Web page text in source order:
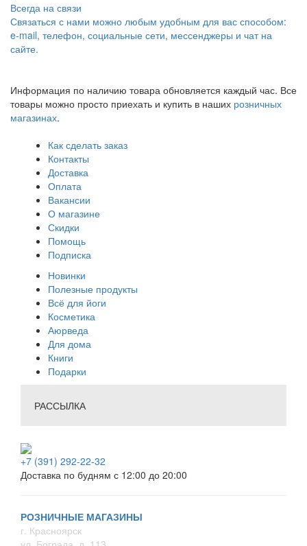
Всегда на связи
Связаться с нами можно любым удобным для вас способом:
e-mail, телефон, социальные сети, мессенджеры и чат на
сайте.
Информация по наличию товара обновляется каждый час. Все
товары можно просто приехать и купить в наших розничных
магазинах.
Как сделать заказ
Контакты
Доставка
Оплата
Вакансии
О магазине
Скидки
Помощь
Подписка
Новинки
Полезные продукты
Всё для йоги
Косметика
Аюрведа
Для дома
Книги
Подарки
РАССЫЛКА
+7 (391) 292-22-32
Доставка по будням с 12:00 до 20:00
РОЗНИЧНЫЕ МАГАЗИНЫ
г. Красноярск